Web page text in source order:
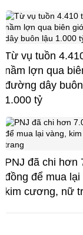
Từ vụ tuồn
nầm lợn qua
đường dây
1.000 tỷ
PNJ đã chi hơn
đồng để mua lại
kim cương, nữ